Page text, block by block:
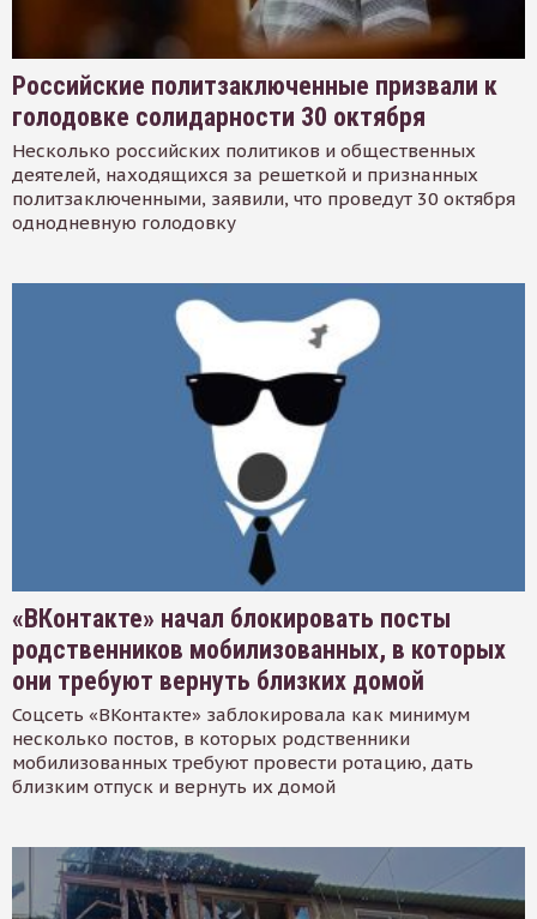
Российские политзаключенные призвали к
голодовке солидарности 30 октября
Несколько российских политиков и общественных
деятелей, находящихся за решеткой и признанных
политзаключенными, заявили, что проведут 30 октября
однодневную голодовку
«ВКонтакте» начал блокировать посты
родственников мобилизованных, в которых
они требуют вернуть близких домой
Соцсеть «ВКонтакте» заблокировала как минимум
несколько постов, в которых родственники
мобилизованных требуют провести ротацию, дать
близким отпуск и вернуть их домой